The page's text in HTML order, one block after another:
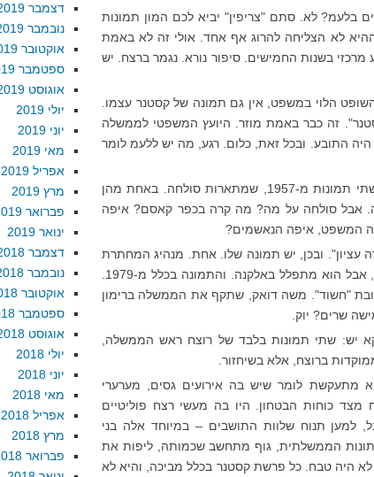
בלעמ? לא. סתם "צריפין" יביא לכם המון תמונות
לא הצליחה להרוג אף אחד. אולי זה לא באמת
בשנות החמישים. סיפור נורא. נגמר ברצח. יש
הלוי במשפט, אין גם תמונה של קסטנר עצמו.
זה כבר באמת מוזר. היועץ המשפטי לממשלה
היה התובע. ובכל זאת, כלום. רגע, מה יש ללעמ לומר
כלום. נאדה. זילץ'. כלום. כלומר, יש שתי תמונות מ-1957, שמתארות סולחה. באחת מהן
אבל סולחה על מה? מה קרה בכפר קאסם? איפה
המשפט, איפה הנאשמים?
עציון". ובכן, יש תמונה שלו. אחת. מנהיג המחתרת
"חשוד". משה דואק, שתקף את הממשלה ברימון
יש: שתי תמונות בלבד של רוצח ראש הממשלה,
ברוצח, אלא בשיחזור.
מתעקשת לומר שיש בה אירועים גסים, מערערי
מצד כוחות הבטחון. היו בה מעשי רצח פוליטיים
למען תנוח שלוות התושבים – במיוחד אלה בני
הממשלתית, גוף מתחשב שכמותה, ליפות את
היה טבח. כל פרשת קסטנר בכלל מביכה, והיא לא
דצמבר 2019
נובמבר 2019
אוקטובר 2019
ספטמבר 2019
אוגוסט 2019
יולי 2019
יוני 2019
מאי 2019
אפריל 2019
מרץ 2019
פברואר 2019
ינואר 2019
דצמבר 2018
נובמבר 2018
אוקטובר 2018
ספטמבר 2018
אוגוסט 2018
יולי 2018
יוני 2018
מאי 2018
אפריל 2018
מרץ 2018
פברואר 2018